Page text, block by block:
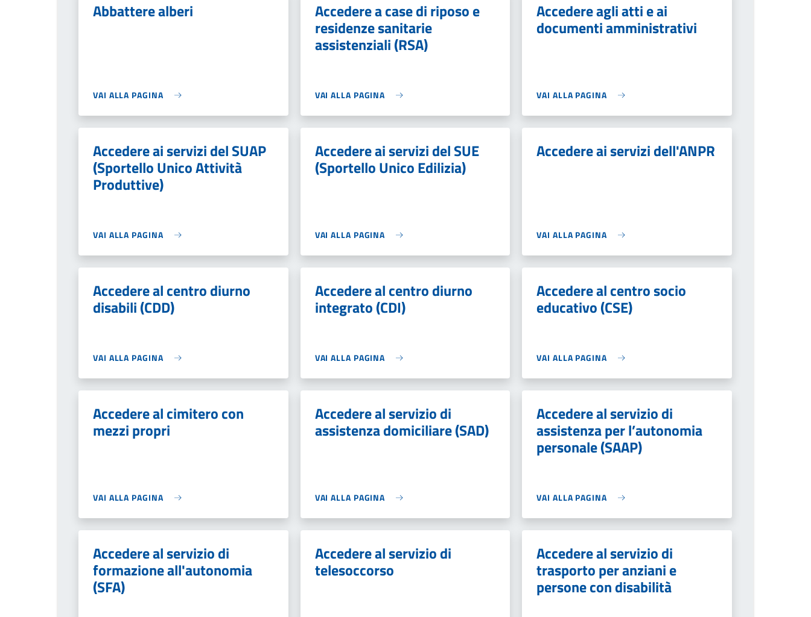
Abbattere alberi
VAI ALLA PAGINA
Accedere a case di riposo e
residenze sanitarie
assistenziali (RSA)
VAI ALLA PAGINA
Accedere agli atti e ai
documenti amministrativi
VAI ALLA PAGINA
Accedere ai servizi del SUAP
(Sportello Unico Attività
Produttive)
VAI ALLA PAGINA
Accedere ai servizi del SUE
(Sportello Unico Edilizia)
VAI ALLA PAGINA
Accedere ai servizi dell'ANPR
VAI ALLA PAGINA
Accedere al centro diurno
disabili (CDD)
VAI ALLA PAGINA
Accedere al centro diurno
integrato (CDI)
VAI ALLA PAGINA
Accedere al centro socio
educativo (CSE)
VAI ALLA PAGINA
Accedere al cimitero con
mezzi propri
VAI ALLA PAGINA
Accedere al servizio di
assistenza domiciliare (SAD)
VAI ALLA PAGINA
Accedere al servizio di
assistenza per l’autonomia
personale (SAAP)
VAI ALLA PAGINA
Accedere al servizio di
formazione all'autonomia
(SFA)
Accedere al servizio di
telesoccorso
Accedere al servizio di
trasporto per anziani e
persone con disabilità